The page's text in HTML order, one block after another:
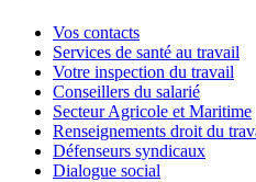
Vos contacts
Services de santé au travail
Votre inspection du travail
Conseillers du salarié
Secteur Agricole et Maritime
Renseignements droit du
Défenseurs syndicaux
Dialogue social